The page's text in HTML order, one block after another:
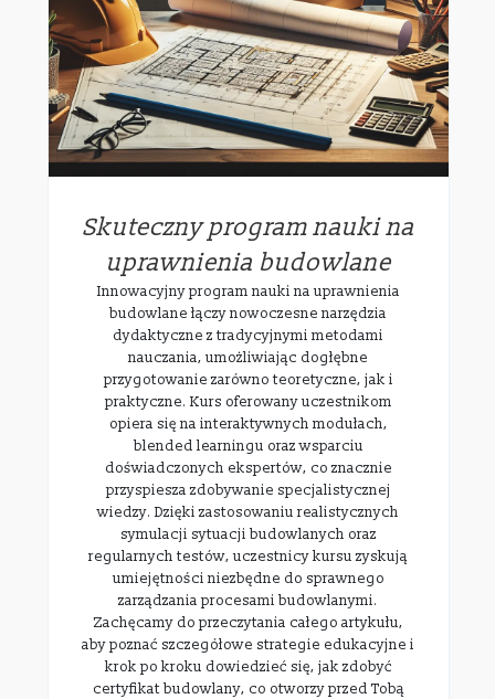
Skuteczny program nauki na
uprawnienia budowlane
Innowacyjny program nauki na uprawnienia
budowlane łączy nowoczesne narzędzia
dydaktyczne z tradycyjnymi metodami
nauczania, umożliwiając dogłębne
przygotowanie zarówno teoretyczne, jak i
praktyczne. Kurs oferowany uczestnikom
opiera się na interaktywnych modułach,
blended learningu oraz wsparciu
doświadczonych ekspertów, co znacznie
przyspiesza zdobywanie specjalistycznej
wiedzy. Dzięki zastosowaniu realistycznych
symulacji sytuacji budowlanych oraz
regularnych testów, uczestnicy kursu zyskują
umiejętności niezbędne do sprawnego
zarządzania procesami budowlanymi.
Zachęcamy do przeczytania całego artykułu,
aby poznać szczegółowe strategie edukacyjne i
krok po kroku dowiedzieć się, jak zdobyć
certyfikat budowlany, co otworzy przed Tobą